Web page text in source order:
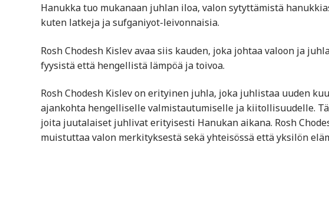
Hanukka tuo mukanaan juhlan iloa, valon sytyttämistä
kuten latkeja ja sufganiyot-leivonnaisia.
Rosh Chodesh Kislev avaa siis kauden, joka johtaa valoon ja
fyysistä että hengellistä lämpöä ja toivoa.
Rosh Chodesh Kislev on erityinen juhla, joka juhlistaa uuden
ajankohta hengelliselle valmistautumiselle ja kiitollisuudelle.
joita juutalaiset juhlivat erityisesti Hanukan aikana. Rosh
muistuttaa valon merkityksestä sekä yhteisössä että yksilön